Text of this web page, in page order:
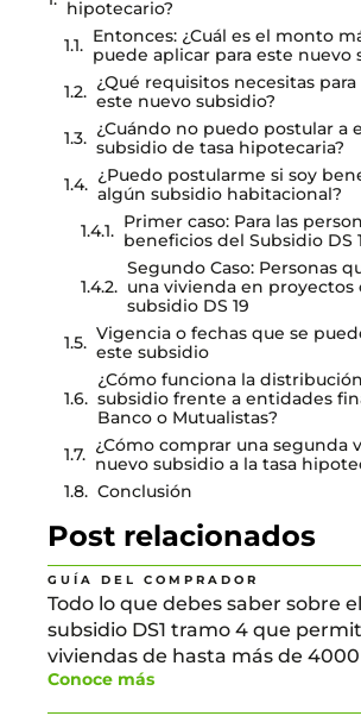
hipotecario?
Entonces: ¿Cuál es el monto
puede aplicar para este nuevo
¿Qué requisitos necesitas
este nuevo subsidio?
¿Cuándo no puedo postular a
subsidio de tasa hipotecaria?
¿Puedo postularme si soy
algún subsidio habitacional?
Primer caso: Para las
beneficios del Subsidio DS 1
Segundo Caso: Personas
una vivienda en proyectos
subsidio DS 19
Vigencia o fechas que se
este subsidio
¿Cómo funciona la
subsidio frente a entidades
Banco o Mutualistas?
¿Cómo comprar una segunda
nuevo subsidio a la tasa
Conclusión
Post relacionados
GUÍA DEL COMPRADOR
Todo lo que debes saber sobre
subsidio DS1 tramo 4 que
viviendas de hasta más de
Conoce más